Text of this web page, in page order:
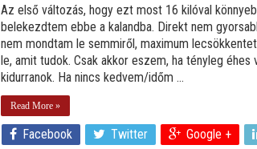
Az első változás, hogy ezt most 16 kilóval
belekezdtem ebbe a kalandba. Direkt nem
nem mondtam le semmiről, maximum
le, amit tudok. Csak akkor eszem, ha tényleg
kidurranok. Ha nincs kedvem/időm ...
Read More »
Facebook Twitter Google +